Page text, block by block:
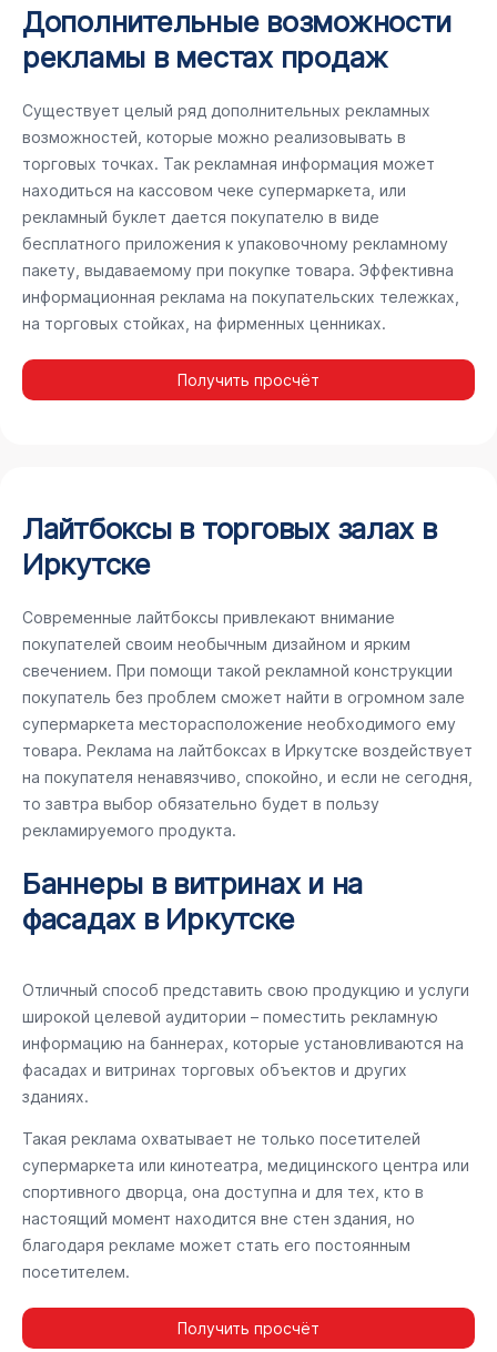
Дополнительные возможности
рекламы в местах продаж
Существует целый ряд дополнительных рекламных
возможностей, которые можно реализовывать в
торговых точках. Так рекламная информация может
находиться на кассовом чеке супермаркета, или
рекламный буклет дается покупателю в виде
бесплатного приложения к упаковочному рекламному
пакету, выдаваемому при покупке товара. Эффективна
информационная реклама на покупательских тележках,
на торговых стойках, на фирменных ценниках.
Получить просчёт
Лайтбоксы в торговых залах в
Иркутске
Современные лайтбоксы привлекают внимание
покупателей своим необычным дизайном и ярким
свечением. При помощи такой рекламной конструкции
покупатель без проблем сможет найти в огромном зале
супермаркета месторасположение необходимого ему
товара. Реклама на лайтбоксах в Иркутске воздействует
на покупателя ненавязчиво, спокойно, и если не сегодня,
то завтра выбор обязательно будет в пользу
рекламируемого продукта.
Баннеры в витринах и на
фасадах в Иркутске
Отличный способ представить свою продукцию и услуги
широкой целевой аудитории – поместить рекламную
информацию на баннерах, которые установливаются на
фасадах и витринах торговых объектов и других
зданиях.
Такая реклама охватывает не только посетителей
супермаркета или кинотеатра, медицинского центра или
спортивного дворца, она доступна и для тех, кто в
настоящий момент находится вне стен здания, но
благодаря рекламе может стать его постоянным
посетителем.
Получить просчёт